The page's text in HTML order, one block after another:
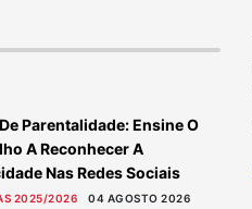
Parentalidade: Ensine O
A Reconhecer A
Nas Redes Sociais
2025/2026 04 AGOSTO 2026